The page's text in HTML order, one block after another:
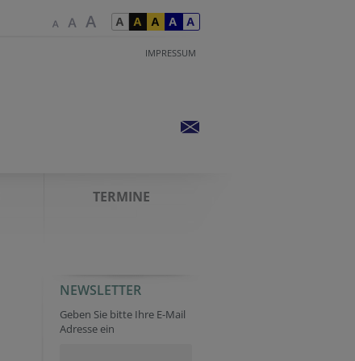
IMPRESSUM
TERMINE
NEWSLETTER
Geben Sie bitte Ihre E-Mail
Adresse ein